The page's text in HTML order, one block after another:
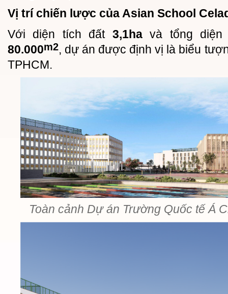
Vị trí chiến lược của Asian School
Với diện tích đất 3,1ha và tổng
80.000m2, dự án được định vị là biểu
TPHCM.
Toàn cảnh Dự án Trường Quốc tế Á